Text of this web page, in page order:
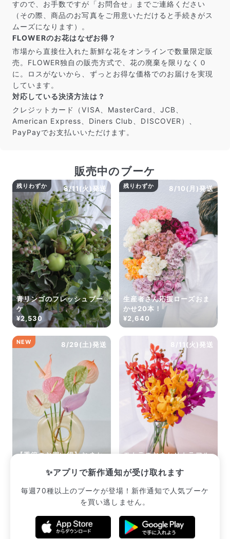
すので、お手数ですが「お問合せ」までご連絡ください
（その際、商品のお写真をご用意いただけると手続きがス
ムーズになります）。
FLOWERのお花はなぜお得？
市場から直接仕入れた新鮮な花をオンラインで数量限定販
売。FLOWER独自の販売方式で、花の廃棄を限りなく０
に。ロスがないから、ずっとお得な価格でのお届けを実現
しています。
対応している決済方法は？
クレジットカード（VISA、MasterCard、JCB、
American Express、Diners Club、DISCOVER）、
PayPayでお支払いいただけます。
✨アプリで新作通知が受け取れます
毎週70種以上のブーケが登場！新作通知で人気ブーケ
を買い逃しません。
販売中のブーケ
8/11(火)発送
残りわずか
青リンゴのフレッシュブー
ケ
¥2,530
8/10(月)発送
残りわずか
生産者さん応援ローズおま
かせ20本！
¥2,640
8/29(土)発送
NEW
【季節のお買い得】おまか
8/11(火)発送
モカラのおまかせカラフル
¥2,552
販売中のブーケ一覧へ